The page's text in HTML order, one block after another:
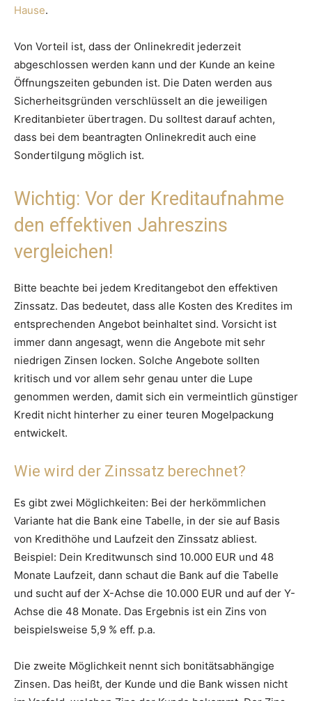
Hause.
Von Vorteil ist, dass der Onlinekredit jederzeit
abgeschlossen werden kann und der Kunde an keine
Öffnungszeiten gebunden ist. Die Daten werden aus
Sicherheitsgründen verschlüsselt an die jeweiligen
Kreditanbieter übertragen. Du solltest darauf achten,
dass bei dem beantragten Onlinekredit auch eine
Sondertilgung möglich ist.
Wichtig: Vor der Kreditaufnahme
den effektiven Jahreszins
vergleichen!
Bitte beachte bei jedem Kreditangebot den effektiven
Zinssatz. Das bedeutet, dass alle Kosten des Kredites im
entsprechenden Angebot beinhaltet sind. Vorsicht ist
immer dann angesagt, wenn die Angebote mit sehr
niedrigen Zinsen locken. Solche Angebote sollten
kritisch und vor allem sehr genau unter die Lupe
genommen werden, damit sich ein vermeintlich günstiger
Kredit nicht hinterher zu einer teuren Mogelpackung
entwickelt.
Wie wird der Zinssatz berechnet?
Es gibt zwei Möglichkeiten: Bei der herkömmlichen
Variante hat die Bank eine Tabelle, in der sie auf Basis
von Kredithöhe und Laufzeit den Zinssatz abliest.
Beispiel: Dein Kreditwunsch sind 10.000 EUR und 48
Monate Laufzeit, dann schaut die Bank auf die Tabelle
und sucht auf der X-Achse die 10.000 EUR und auf der Y-
Achse die 48 Monate. Das Ergebnis ist ein Zins von
beispielsweise 5,9 % eff. p.a.
Die zweite Möglichkeit nennt sich bonitätsabhängige
Zinsen. Das heißt, der Kunde und die Bank wissen nicht